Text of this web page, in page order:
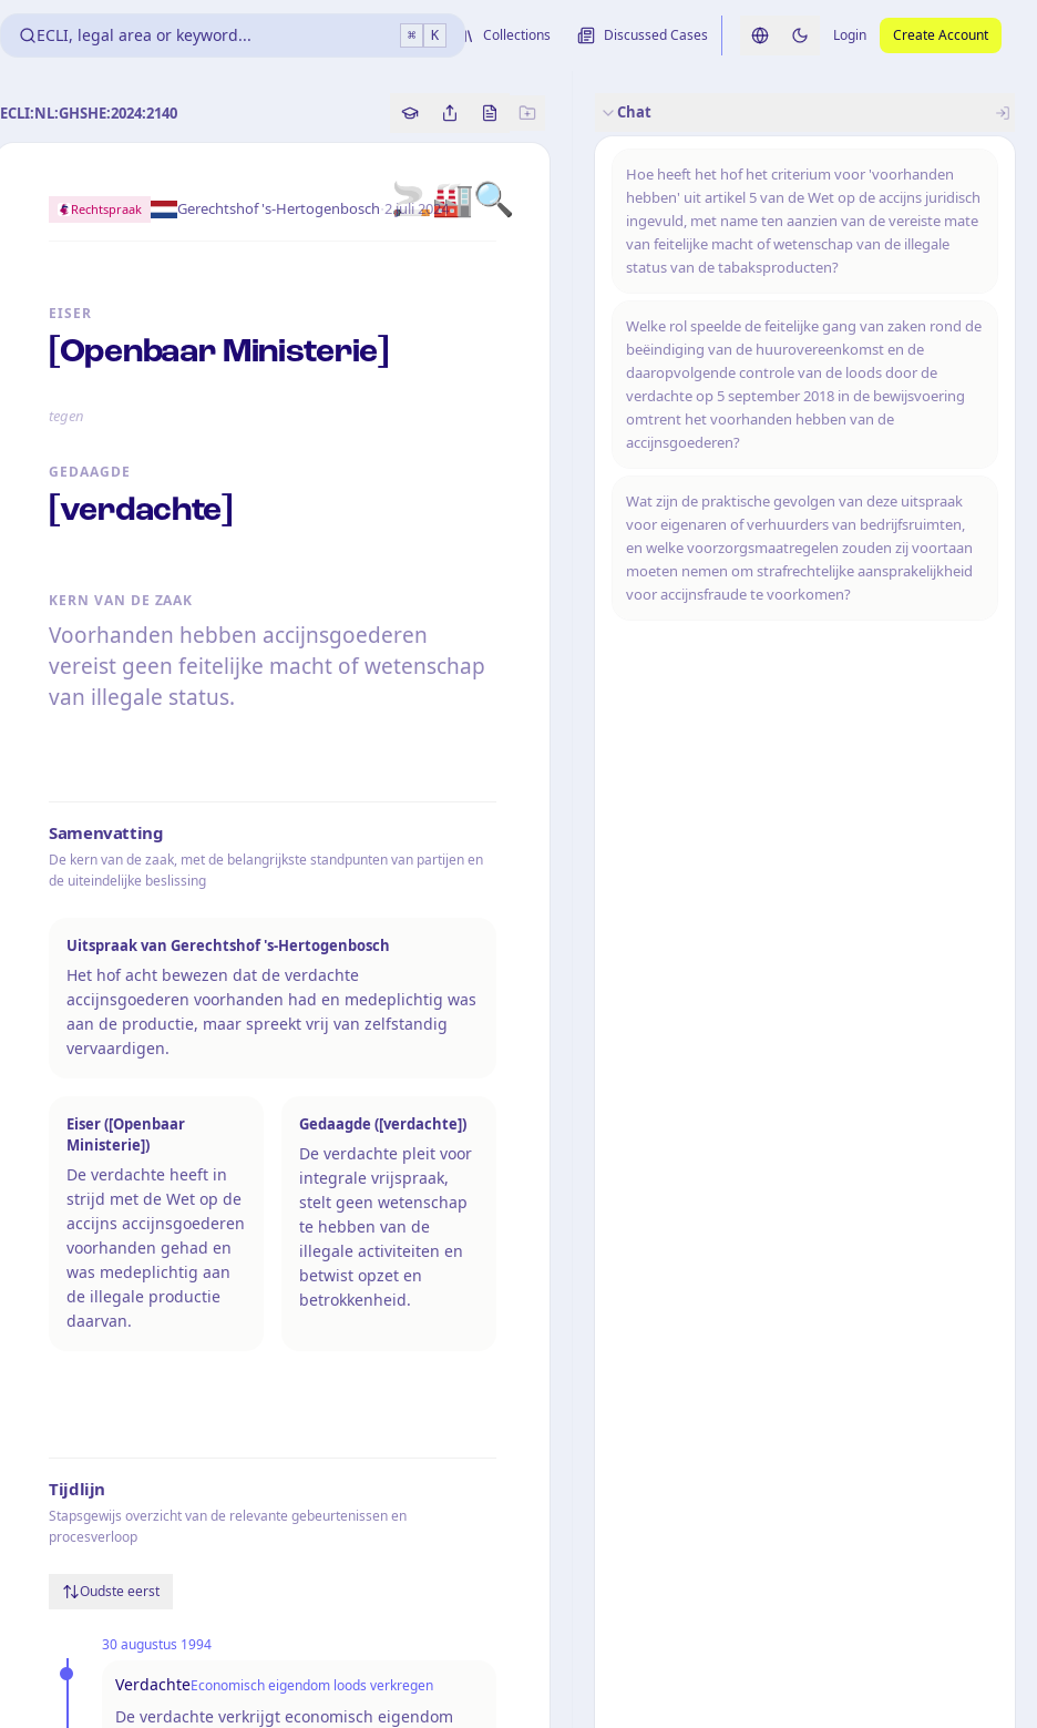
ECLI, legal area or keyword... ⌘ K Collections Discussed Cases Switch language
Switch to dark theme
Login Create Account
ECLI:NL:GHSHE:2024:2140 Copy source reference
Share this analysis
Bekijk originele uitspraak
🚬🏭🔍
Rechtspraak Gerechtshof 's-Hertogenbosch·2 juli 2024
EISER
[Openbaar Ministerie]
tegen
GEDAAGDE
[verdachte]
KERN VAN DE ZAAK
Voorhanden hebben accijnsgoederen
vereist geen feitelijke macht of wetenschap
van illegale status.
Samenvatting
De kern van de zaak, met de belangrijkste standpunten van partijen en
de uiteindelijke beslissing
Uitspraak van Gerechtshof 's-Hertogenbosch
Het hof acht bewezen dat de verdachte
accijnsgoederen voorhanden had en medeplichtig was
aan de productie, maar spreekt vrij van zelfstandig
vervaardigen.
Eiser ([Openbaar
Ministerie])
De verdachte heeft in
strijd met de Wet op de
accijns accijnsgoederen
voorhanden gehad en
was medeplichtig aan
de illegale productie
daarvan.
Gedaagde ([verdachte])
De verdachte pleit voor
integrale vrijspraak,
stelt geen wetenschap
te hebben van de
illegale activiteiten en
betwist opzet en
betrokkenheid.
Tijdlijn
Stapsgewijs overzicht van de relevante gebeurtenissen en
procesverloop
Oudste eerst
30 augustus 1994
VerdachteEconomisch eigendom loods verkregen
De verdachte verkrijgt economisch eigendom
Chat
Hoe heeft het hof het criterium voor 'voorhanden
hebben' uit artikel 5 van de Wet op de accijns juridisch
ingevuld, met name ten aanzien van de vereiste mate
van feitelijke macht of wetenschap van de illegale
status van de tabaksproducten?
Welke rol speelde de feitelijke gang van zaken rond de
beëindiging van de huurovereenkomst en de
daaropvolgende controle van de loods door de
verdachte op 5 september 2018 in de bewijsvoering
omtrent het voorhanden hebben van de
accijnsgoederen?
Wat zijn de praktische gevolgen van deze uitspraak
voor eigenaren of verhuurders van bedrijfsruimten,
en welke voorzorgsmaatregelen zouden zij voortaan
moeten nemen om strafrechtelijke aansprakelijkheid
voor accijnsfraude te voorkomen?